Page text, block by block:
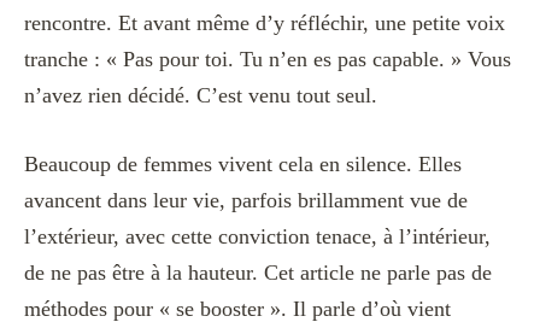
rencontre. Et avant même d’y réfléchir, une petite voix
tranche : « Pas pour toi. Tu n’en es pas capable. » Vous
n’avez rien décidé. C’est venu tout seul.
Beaucoup de femmes vivent cela en silence. Elles
avancent dans leur vie, parfois brillamment vue de
l’extérieur, avec cette conviction tenace, à l’intérieur,
de ne pas être à la hauteur. Cet article ne parle pas de
méthodes pour « se booster ». Il parle d’où vient